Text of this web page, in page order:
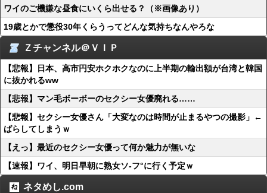
ワイのご機嫌な昼食にいくら出せる？（※画像あり）
19歳とかで懲役30年くらうってどんな気持ちなんやろな
Ｚチャンネル＠ＶＩＰ
【悲報】日本、高市円安ホクホクなのに上半期の輸出額が台湾と韓国
に抜かれるww
【悲報】マン毛ボーボーのセクシー女優廃れる……
【悲報】セクシー女優さん「大変なのは時間が止まるやつの撮影」←
ばらしてしまうｗ
【えっ】最近のセクシー女優って何か魅力が無いな
【速報】ワイ、明日早朝に熟女ソ-フ°に行く予定ｗ
ネタめし.com